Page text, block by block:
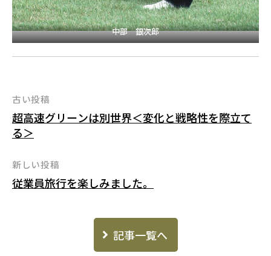
中部 銀次郎
投
稿
ナ
ビ
ゲ
古い投稿
超高速グリーンは別世界＜変化と戦略性を際立て
る＞
新しい投稿
従業員旅行を楽しみました。
記事一覧へ